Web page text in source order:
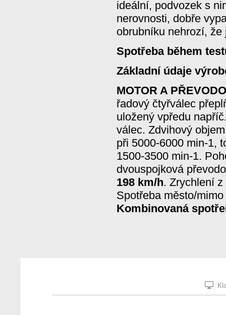
ideální, podvozek s
nerovnosti, dobře
obrubníku nehrozí, že
Spotřeba během
Základní údaje
MOTOR A
řadový čtyřválec
uložený vpředu
válec. Zdvihový
při 5000-6000 min-1,
1500-3500 min-1.
dvouspojková
198 km/h. Zrychlení
Spotřeba město/
Kombinovaná